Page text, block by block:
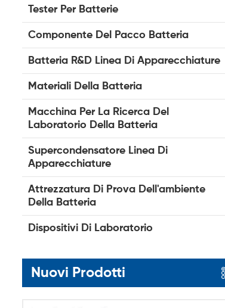
Tester Per Batterie
Componente Del Pacco Batteria
Batteria R&D Linea Di Apparecchiature
Materiali Della Batteria
Macchina Per La Ricerca Del
Laboratorio Della Batteria
Supercondensatore Linea Di
Apparecchiature
Attrezzatura Di Prova Dell'ambiente
Della Batteria
Dispositivi Di Laboratorio
Nuovi Prodotti